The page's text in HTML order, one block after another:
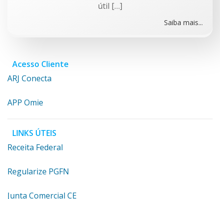
útil […]
Saiba mais...
Acesso Cliente
ARJ Conecta
APP Omie
LINKS ÚTEIS
Receita Federal
Regularize PGFN
Junta Comercial CE